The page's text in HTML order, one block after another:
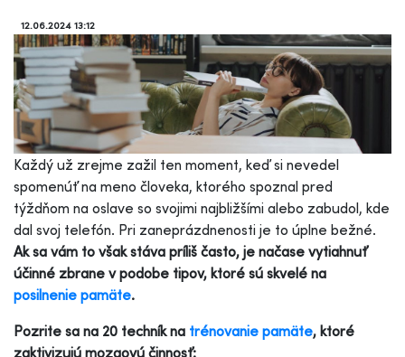
12.06.2024 13:12
Každý už zrejme zažil ten moment, keď si nevedel
spomenúť na meno človeka, ktorého spoznal pred
týždňom na oslave so svojimi najbližšími alebo zabudol, kde
dal svoj telefón. Pri zaneprázdnenosti je to úplne bežné.
Ak sa vám to však stáva príliš často, je načase vytiahnuť
účinné zbrane v podobe tipov, ktoré sú skvelé na
posilnenie pamäte.
Pozrite sa na 20 techník na trénovanie pamäte, ktoré
zaktivizujú mozgovú činnosť: